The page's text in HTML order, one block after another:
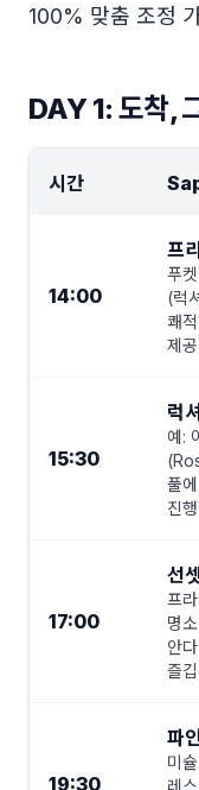
100% 맞춤 조정
DAY 1: 도착,
시간
14:00
프
푸
(럭
쾌
제
15:30
럭
예:
풀
진
17:00
선
프
명
안
즐
19:30
파
미
레